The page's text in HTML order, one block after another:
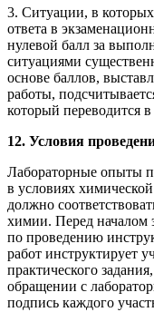
3. Ситуации, в которых
ответа в
нулевой балл за
ситуациями
основе баллов,
работы,
который переводится
12. Условия
Лабораторные опыты
в условиях
должно
химии. Перед началом
по проведению
работ инструктирует
практического
обращении с
подпись каждого